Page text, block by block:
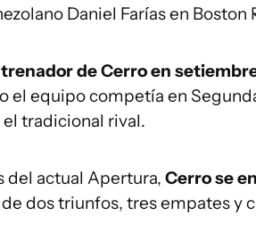
Daniel Farías en Boston
de Cerro en
el equipo competía en
tradicional rival.
del actual Apertura, Cerro se
dos triunfos, tres empates y